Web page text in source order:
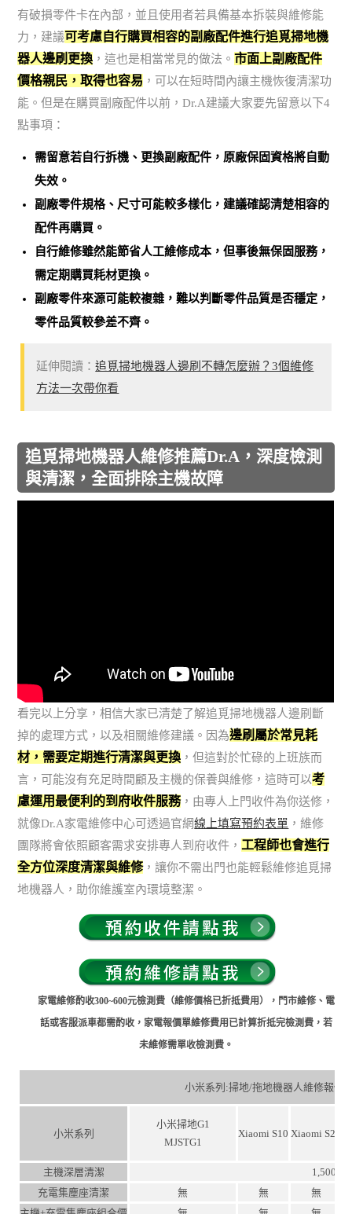
有破損零件卡在內部，並且使用者若具備基本拆裝與維修能
力，建議可考慮自行購買相容的副廠配件進行追覓掃地機
器人邊刷更換 ，這也是相當常見的做法。市面上副廠配件
價格親民，取得也容易 ，可以在短時間內讓主機恢復清潔功
能。但是在購買副廠配件以前，Dr.A建議大家要先留意以下4
點事項：
需留意若自行拆機、更換副廠配件，原廠保固資格將自動
失效。
副廠零件規格、尺寸可能較多樣化，建議確認清楚相容的
配件再購買。
自行維修雖然能節省人工維修成本，但事後無保固服務，
需定期購買耗材更換。
副廠零件來源可能較複雜，難以判斷零件品質是否穩定，
零件品質較參差不齊。
延伸閱讀：追覓掃地機器人邊刷不轉怎麼辦？3個維修
方法一次帶你看
追覓掃地機器人維修推薦Dr.A，深度檢測
與清潔，全面排除主機故障
看完以上分享，相信大家已清楚了解追覓掃地機器人邊刷斷
掉的處理方式，以及相關維修建議。因為邊刷屬於常見耗
材，需要定期進行清潔與更換 ，但這對於忙碌的上班族而
言，可能沒有充足時間顧及主機的保養與維修，這時可以考
慮運用最便利的到府收件服務，由專人上門收件為你送修，
就像Dr.A家電維修中心可透過官網線上填寫預約表單 ，維修
團隊將會依照顧客需求安排專人到府收件，工程師也會進行
全方位深度清潔與維修，讓你不需出門也能輕鬆維修追覓掃
地機器人，助你維護室內環境整潔。
家電維修酌收300~600元檢測費（維修價格已折抵費用），門市維修、電
話或客服派車都需酌收，家電報價單維修費用已計算折抵完檢測費，若
未維修需單收檢測費。
小米系列:掃地/拖地機器人維修報價
小米系列
小米掃地G1
MJSTG1
Xiaomi S10 Xiaomi S20
主機深層清潔
1,500
充電集塵座清潔
無 無
無